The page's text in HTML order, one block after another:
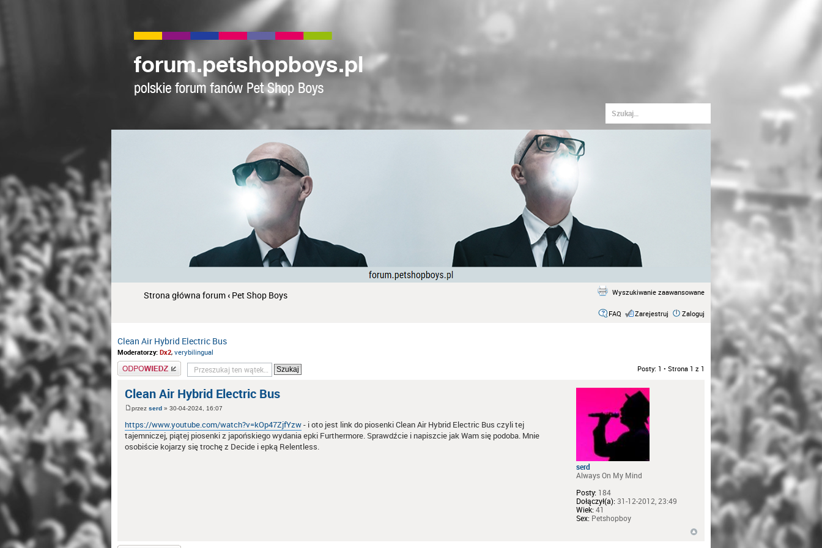
Strona główna forum‹ Pet Shop Boys Wyszukiwanie zaawansowane
FAQ Zarejestruj Zaloguj
Clean Air Hybrid Electric Bus
Moderatorzy: Dx2, verybilingual
Odpowiedz
Posty: 1 • Strona 1 z 1
Clean Air Hybrid Electric Bus
przez serd » 30-04-2024, 16:07
https://www.youtube.com/watch?v=kOp47ZjfYzw- i oto jest link do piosenki Clean Air Hybrid Electric Bus czyli tej
tajemniczej, piątej piosenki z japońskiego wydania epki Furthermore. Sprawdźcie i napiszcie jak Wam się podoba. Mnie
osobiście kojarzy się trochę z Decide i epką Relentless.
serd
Always On My Mind
Posty: 184
Dołączył(a): 31-12-2012, 23:49
Wiek: 41
Sex: Petshopboy